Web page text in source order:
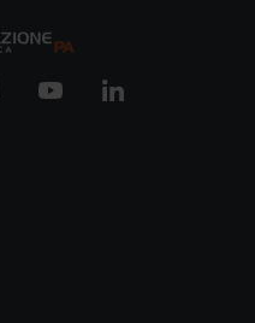
Instagram YouTube